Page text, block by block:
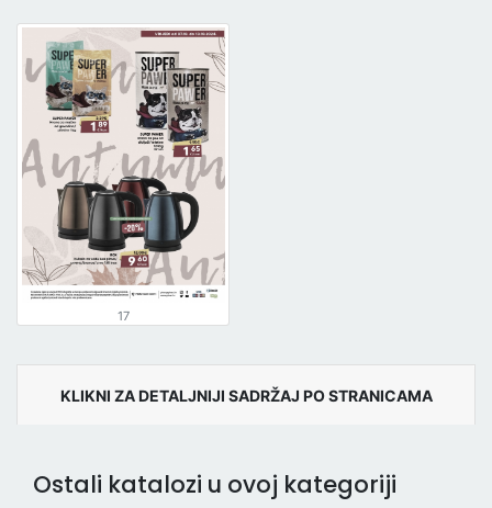
17
KLIKNI ZA DETALJNIJI SADRŽAJ PO STRANICAMA
Ostali katalozi u ovoj kategoriji